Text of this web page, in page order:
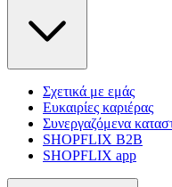
Σχετικά με εμάς
Ευκαιρίες καριέρας
Συνεργαζόμενα
SHOPFLIX B2B
SHOPFLIX app